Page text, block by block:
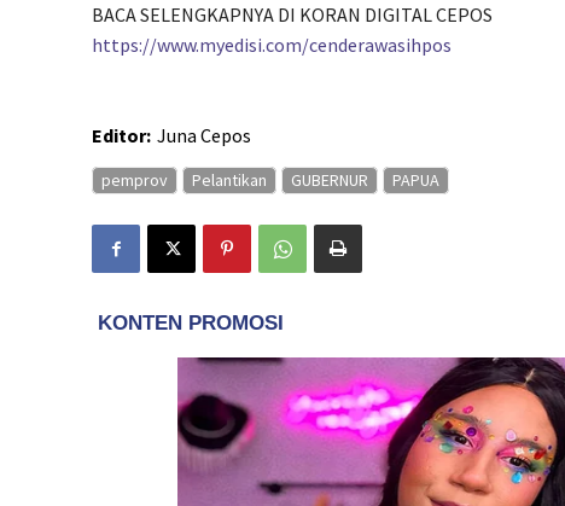
BACA SELENGKAPNYA DI KORAN DIGITAL CEPOS
https://www.myedisi.com/cenderawasihpos
Editor: Juna Cepos
pemprov Pelantikan GUBERNUR PAPUA